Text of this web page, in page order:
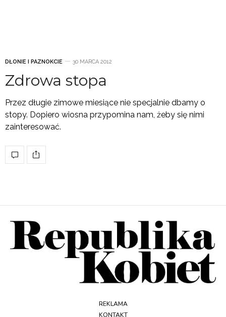
DŁONIE I PAZNOKCIE 30 MARCA 2012
Zdrowa stopa
Przez długie zimowe miesiące nie specjalnie dbamy o
stopy. Dopiero wiosna przypomina nam, żeby się nimi
zainteresować.
REKLAMA
KONTAKT